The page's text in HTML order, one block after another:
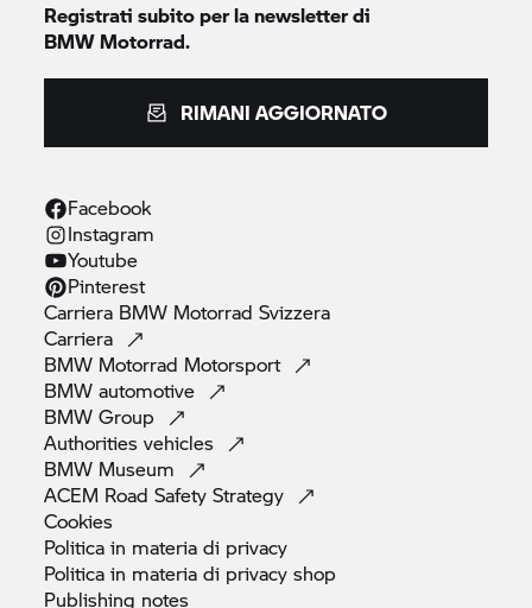
Registrati subito per la newsletter di
BMW Motorrad.
RIMANI AGGIORNATO
Facebook
Instagram
Youtube
Pinterest
Carriera BMW Motorrad Svizzera
Carriera
BMW Motorrad Motorsport
BMWautomotive
BMWGroup
Authoritiesvehicles
BMW Museum
ACEM Road SafetyStrategy
Cookies
Politica in materia di privacy
Politica in materia di privacyshop
Publishing notes